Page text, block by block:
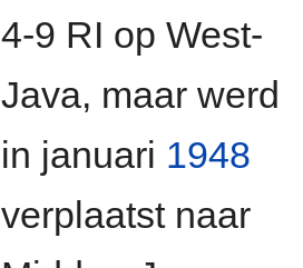
4-9 RI op West-
Java, maar werd
in januari 1948
verplaatst naar